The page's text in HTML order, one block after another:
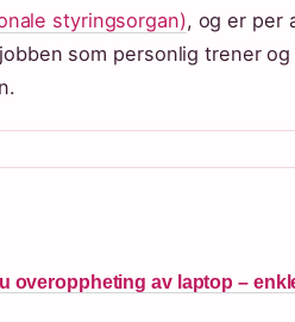
styringsorgan), og er per
som personlig trener og
overoppheting av laptop –